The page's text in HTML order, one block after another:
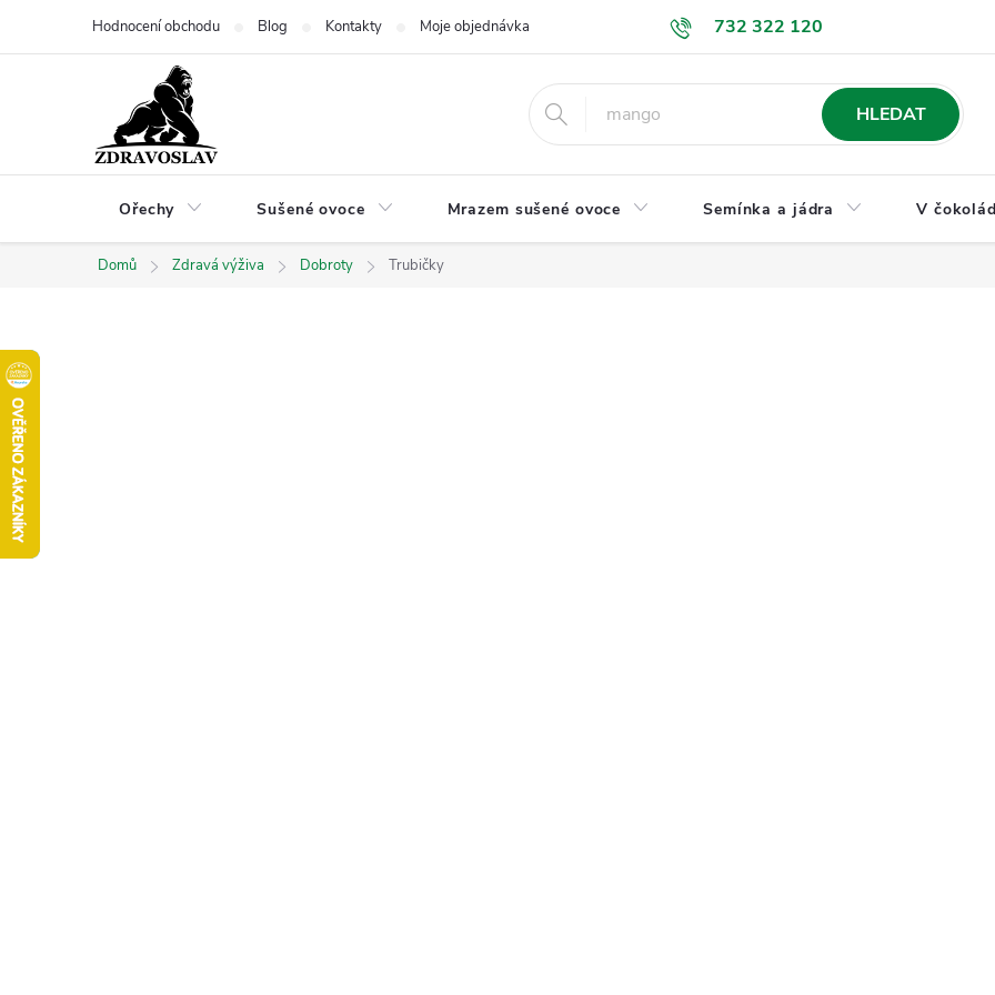
732 322 120
Hodnocení obchodu Blog Kontakty Moje objednávka GDPR a ochrana osobních údajů Jak nakupovat
HLEDAT
Ořechy Sušené ovoce Mrazem sušené ovoce Semínka a jádra V
Domů Zdravá výživa Dobroty Trubičky